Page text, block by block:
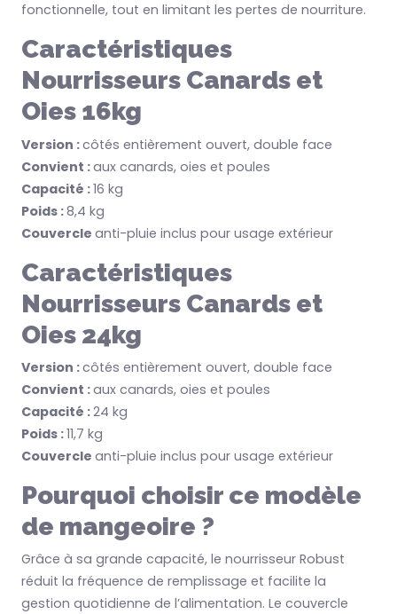
fonctionnelle, tout en limitant les pertes de nourriture.
Caractéristiques
Nourrisseurs Canards et
Oies 16kg
Version :côtés entièrement ouvert, double face
Convient :aux canards, oies et poules
Capacité :16 kg
Poids :8,4 kg
Couvercle anti-pluie inclus pour usage extérieur
Caractéristiques
Nourrisseurs Canards et
Oies 24kg
Version :côtés entièrement ouvert, double face
Convient :aux canards, oies et poules
Capacité :24 kg
Poids :11,7 kg
Couvercle anti-pluie inclus pour usage extérieur
Pourquoi choisir ce modèle
de mangeoire ?
Grâce à sa grande capacité, le nourrisseur Robust
réduit la fréquence de remplissage et facilite la
gestion quotidienne de l’alimentation. Le couvercle